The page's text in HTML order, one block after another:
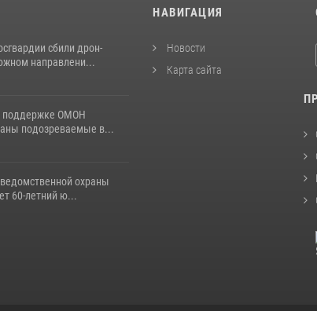
сбили дрон-
направлени...
поддержке ОМОН
подозреваемые в...
охраны
60-летний ю...
НАВИГАЦИЯ
Новости
Карта сайта